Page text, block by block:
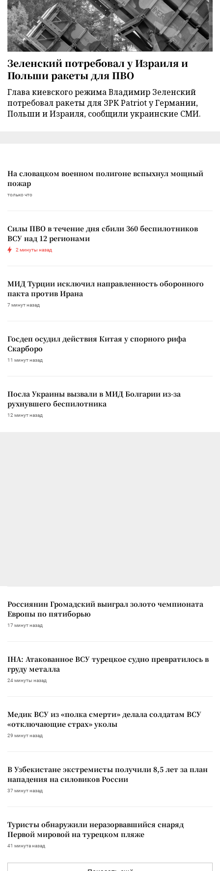
Зеленский потребовал у Израиля и
Польши ракеты для ПВО
Глава киевского режима Владимир Зеленский
потребовал ракеты для ЗРК Patriot у Германии,
Польши и Израиля, сообщили украинские СМИ.
На словацком военном полигоне вспыхнул мощный
пожар
только что
Силы ПВО в течение дня сбили 360 беспилотников
ВСУ над 12 регионами
2 минуты назад
МИД Турции исключил направленность оборонного
пакта против Ирана
7 минут назад
Госдеп осудил действия Китая у спорного рифа
Скарборо
11 минут назад
Посла Украины вызвали в МИД Болгарии из-за
рухнувшего беспилотника
12 минут назад
Россиянин Громадский выиграл золото чемпионата
Европы по пятиборью
17 минут назад
IHA: Атакованное ВСУ турецкое судно превратилось в
груду металла
24 минуты назад
Медик ВСУ из «полка смерти» делала солдатам ВСУ
«отключающие страх» уколы
29 минут назад
В Узбекистане экстремисты получили 8,5 лет за план
нападения на силовиков России
37 минут назад
Туристы обнаружили неразорвавшийся снаряд
Первой мировой на турецком пляже
41 минута назад